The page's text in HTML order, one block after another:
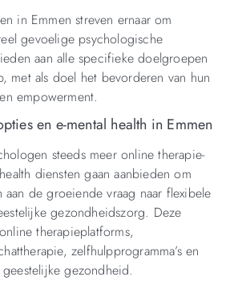
in Emmen streven ernaar om
gevoelige psychologische
aan alle specifieke doelgroepen
met als doel het bevorderen van hun
empowerment.
en e-mental health in Emmen
steeds meer online therapie-
diensten gaan aanbieden om
de groeiende vraag naar flexibele
gezondheidszorg. Deze
therapieplatforms,
zelfhulpprogramma’s en
gezondheid.